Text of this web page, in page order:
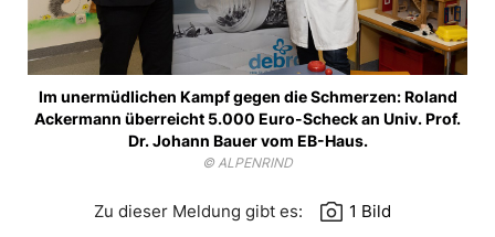
Im unermüdlichen Kampf gegen die Schmerzen: Roland
Ackermann überreicht 5.000 Euro-Scheck an Univ. Prof.
Dr. Johann Bauer vom EB-Haus.
© ALPENRIND
Zu dieser Meldung gibt es: photo_camera 1 Bild